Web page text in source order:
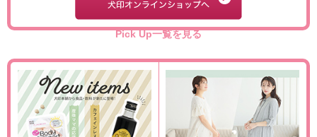
Pick Up一覧を見る